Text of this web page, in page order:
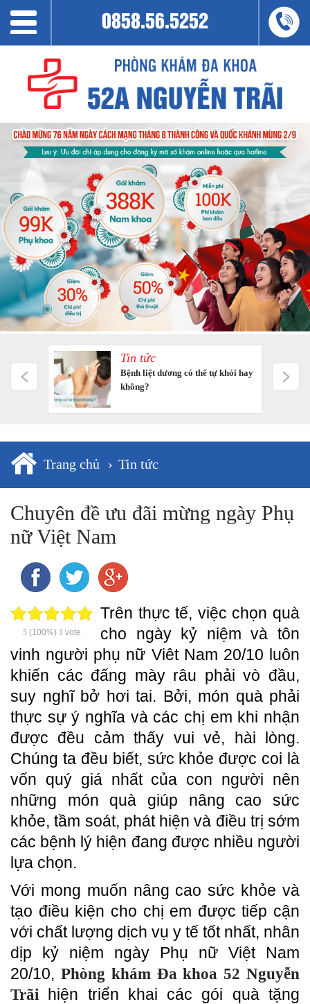
0858.56.5252
tưởng
Tin tức
Bệnh liệt dương có thể tự khỏi hay
không?
Trang chủ › Tin tức
Chuyên đề ưu đãi mừng ngày Phụ
nữ Việt Nam
5 (100%) 1 vote
Trên thực tế, việc chọn quà
cho ngày kỷ niệm và tôn
vinh người phụ nữ Viêt Nam 20/10 luôn
khiến các đấng mày râu phải vò đầu,
suy nghĩ bở hơi tai. Bởi, món quà phải
thực sự ý nghĩa và các chị em khi nhận
được đều cảm thấy vui vẻ, hài lòng.
Chúng ta đều biết, sức khỏe được coi là
vốn quý giá nhất của con người nên
những món quà giúp nâng cao sức
khỏe, tầm soát, phát hiện và điều trị sớm
các bệnh lý hiện đang được nhiều người
lựa chọn.
Với mong muốn nâng cao sức khỏe và
tạo điều kiện cho chị em được tiếp cận
với chất lượng dịch vụ y tế tốt nhất, nhân
dịp kỷ niệm ngày Phụ nữ Việt Nam
20/10, Phòng khám Đa khoa 52 Nguyễn
Trãi hiện triển khai các gói quà tặng